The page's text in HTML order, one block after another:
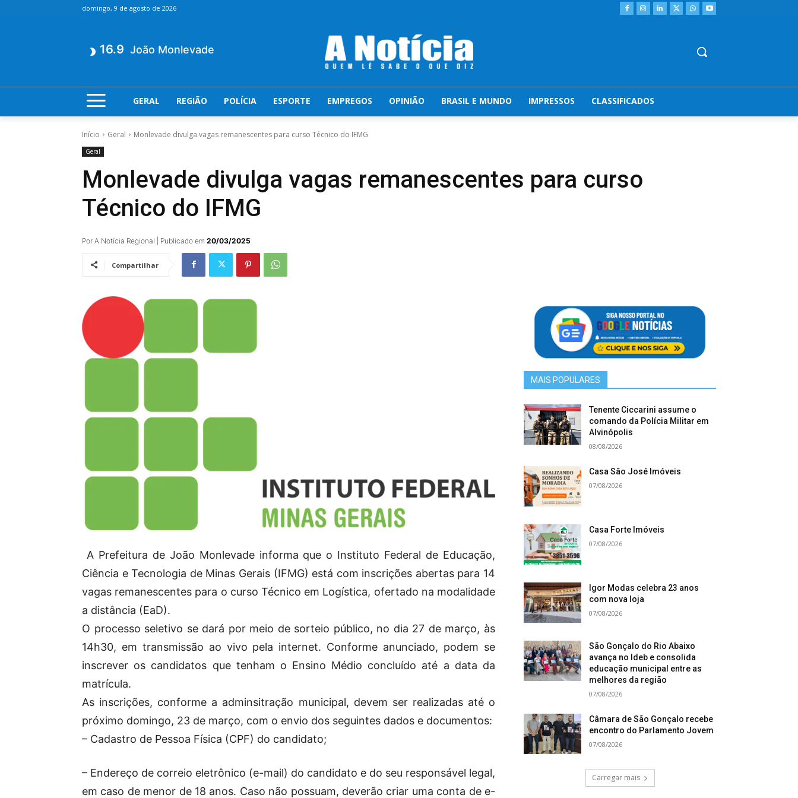
domingo, 9 de agosto de 2026
16.9 João Monlevade
GERAL REGIÃO POLÍCIA ESPORTE EMPREGOS OPINIÃO BRASIL E MUNDO IMPRESSOS CLASSIFICADOS
Início Geral Monlevade divulga vagas remanescentes para curso Técnico do IFMG
Geral
Monlevade divulga vagas remanescentes para curso
Técnico do IFMG
Por A Notícia Regional | Publicado em 20/03/2025
Compartilhar
A Prefeitura de João Monlevade informa que o Instituto Federal de Educação,
Ciência e Tecnologia de Minas Gerais (IFMG) está com inscrições abertas para 14
vagas remanescentes para o curso Técnico em Logística, ofertado na modalidade
a distância (EaD).
O processo seletivo se dará por meio de sorteio público, no dia 27 de março, às
14h30, em transmissão ao vivo pela internet. Conforme anunciado, podem se
inscrever os candidatos que tenham o Ensino Médio concluído até a data da
matrícula.
As inscrições, conforme a adminsitração municipal, devem ser realizadas até o
próximo domingo, 23 de março, com o envio dos seguintes dados e documentos:
– Cadastro de Pessoa Física (CPF) do candidato;
– Endereço de correio eletrônico (e-mail) do candidato e do seu responsável legal,
em caso de menor de 18 anos. Caso não possuam, deverão criar uma conta de e-
MAIS POPULARES
Tenente Ciccarini assume o
comando da Polícia Militar em
Alvinópolis
08/08/2026
Casa São José Imóveis
07/08/2026
Casa Forte Imóveis
07/08/2026
Igor Modas celebra 23 anos
com nova loja
07/08/2026
São Gonçalo do Rio Abaixo
avança no Ideb e consolida
educação municipal entre as
melhores da região
07/08/2026
Câmara de São Gonçalo recebe
encontro do Parlamento Jovem
07/08/2026
Carregar mais